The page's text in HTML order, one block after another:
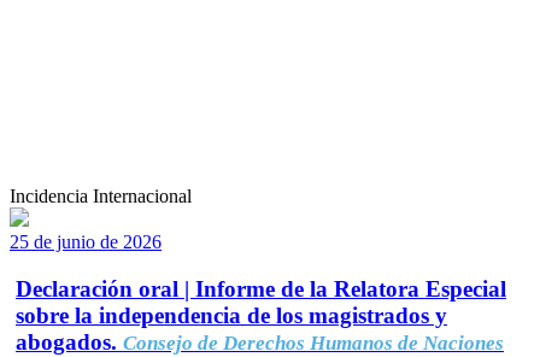
Incidencia Internacional
25 de junio de 2026
Declaración oral | Informe de la Relatora Especial
sobre la independencia de los magistrados y
abogados. Consejo de Derechos Humanos de Naciones